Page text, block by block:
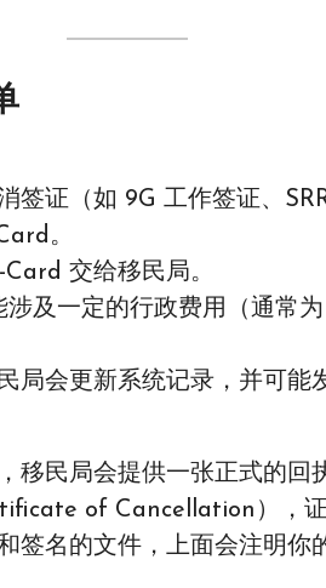
签证（如 9G 工作签证、
。
交给移民局。
及一定的行政费用（通常
局会更新系统记录，并可能
移民局会提供一张正式的
of Cancellation），
签名的文件，上面会注明你